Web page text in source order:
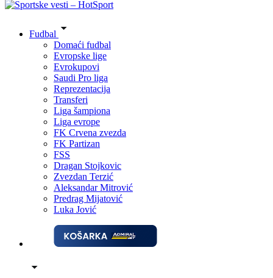
Fudbal
Domaći fudbal
Evropske lige
Evrokupovi
Saudi Pro liga
Reprezentacija
Transferi
Liga šampiona
Liga evrope
FK Crvena zvezda
FK Partizan
FSS
Dragan Stojkovic
Zvezdan Terzić
Aleksandar Mitrović
Predrag Mijatović
Luka Jović